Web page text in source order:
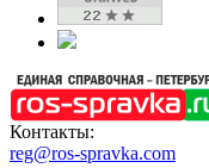
Контакты:
reg@ros-spravka.com